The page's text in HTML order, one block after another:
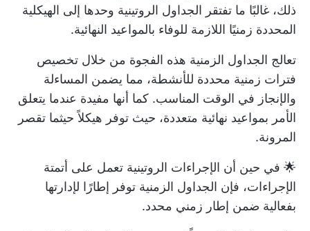
ذلك، غالبًا ما تفتقر الجداول الروتينية وحدها إلى الهيكلية
المحددة زمنيًا اللازمة للوفاء بالمواعيد النهائية.
تعالج الجداول الزمنية هذه الفجوة من خلال تخصيص
فترات زمنية محددة للأنشطة، مما يضمن المساءلة
والإنجاز في الوقت المناسب. كما أنها مفيدة عندما يتعلق
الأمر بمواعيد نهائية متعددة، حيث توفر هيكلاً حيثما تقصر
المرونة.
🌟 في حين أن الإجراءات الروتينية تعمل على أتمتة
الإجراءات، فإن الجداول الزمنية توفر إطارًا لإدارتها
بفعالية ضمن إطار زمني محدد.